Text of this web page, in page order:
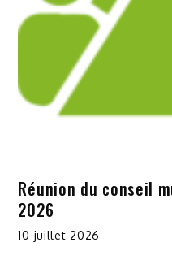
Réunion du conseil
2026
10 juillet 2026